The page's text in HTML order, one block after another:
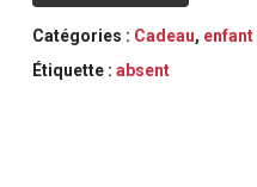
Catégories : Cadeau, enfant
Étiquette : absent